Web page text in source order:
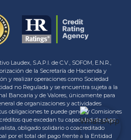
Laudex, S.A.P.I. de C.V., SOFOM, E.N.R.,
de la Secretaría de Hacienda y
y realizar operaciones como Sociedad
no Regulada y se encuentra sujeta a la
Bancaria y de Valores, únicamente para
de organizaciones y actividades
obligaciones te puede generar Comisiones
que excedan tu capacidad de pago
obligado solidario o coacreditado
por el total del pago frente a la Entidad